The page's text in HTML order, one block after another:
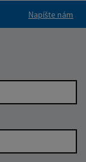
Napíšte nám